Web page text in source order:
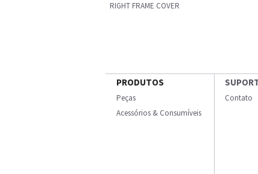
RIGHT FRAME COVER
PRODUTOS
Peças
Acessórios & Consumíveis
Contato